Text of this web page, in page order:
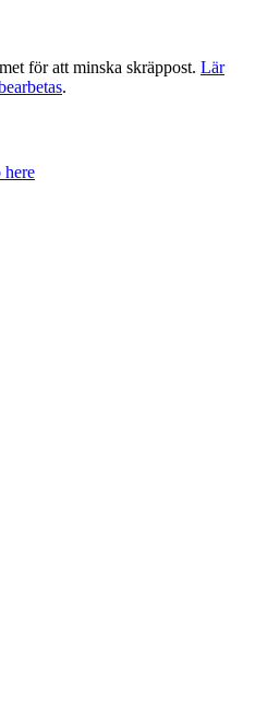
för att minska skräppost. Lär
.
here